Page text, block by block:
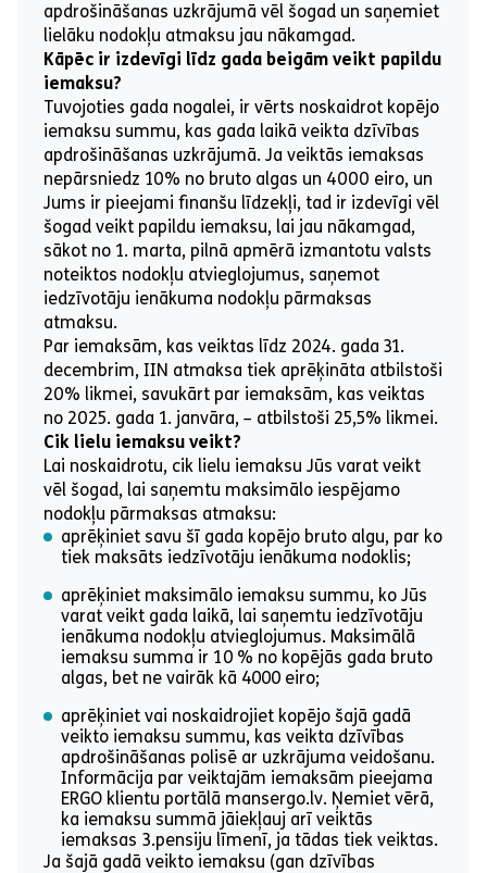
apdrošināšanas uzkrājumā vēl šogad un saņemiet
lielāku nodokļu atmaksu jau nākamgad.
Kāpēc ir izdevīgi līdz gada beigām veikt papildu
iemaksu?
Tuvojoties gada nogalei, ir vērts noskaidrot kopējo
iemaksu summu, kas gada laikā veikta dzīvības
apdrošināšanas uzkrājumā. Ja veiktās iemaksas
nepārsniedz 10% no bruto algas un 4000 eiro, un
Jums ir pieejami finanšu līdzekļi, tad ir izdevīgi vēl
šogad veikt papildu iemaksu, lai jau nākamgad,
sākot no 1. marta, pilnā apmērā izmantotu valsts
noteiktos nodokļu atvieglojumus, saņemot
iedzīvotāju ienākuma nodokļu pārmaksas
atmaksu.
Par iemaksām, kas veiktas līdz 2024. gada 31.
decembrim, IIN atmaksa tiek aprēķināta atbilstoši
20% likmei, savukārt par iemaksām, kas veiktas
no 2025. gada 1. janvāra, – atbilstoši 25,5% likmei.
Cik lielu iemaksu veikt?
Lai noskaidrotu, cik lielu iemaksu Jūs varat veikt
vēl šogad, lai saņemtu maksimālo iespējamo
nodokļu pārmaksas atmaksu:
aprēķiniet savu šī gada kopējo bruto algu, par ko
tiek maksāts iedzīvotāju ienākuma nodoklis;
aprēķiniet maksimālo iemaksu summu, ko Jūs
varat veikt gada laikā, lai saņemtu iedzīvotāju
ienākuma nodokļu atvieglojumus. Maksimālā
iemaksu summa ir 10 % no kopējās gada bruto
algas, bet ne vairāk kā 4000 eiro;
aprēķiniet vai noskaidrojiet kopējo šajā gadā
veikto iemaksu summu, kas veikta dzīvības
apdrošināšanas polisē ar uzkrājuma veidošanu.
Informācija par veiktajām iemaksām pieejama
ERGO klientu portālā mansergo.lv. Ņemiet vērā,
ka iemaksu summā jāiekļauj arī veiktās
iemaksas 3.pensiju līmenī, ja tādas tiek veiktas.
Ja šajā gadā veikto iemaksu (gan dzīvības